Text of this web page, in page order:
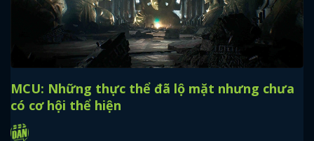
MCU: Những thực thể đã lộ mặt nhưng chưa
có cơ hội thể hiện